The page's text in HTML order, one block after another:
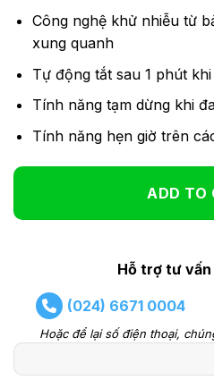
Công nghệ khử nhiễu từ
xung quanh
Tự động tắt sau 1 phút
Tính năng tạm dừng khi
Tính năng hẹn giờ trên
ADD TO
Hỗ trợ tư vấn
(024) 6671 0004
Hoặc để lại số điện thoại,